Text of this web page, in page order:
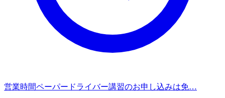
営業時間ペーパードライバー講習のお申し込みは免…